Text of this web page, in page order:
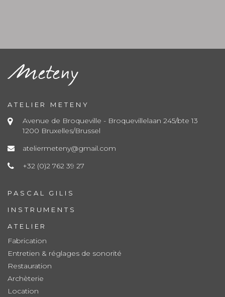
ATELIER METENY
Avenue de Broqueville - Broquevillelaan 245/bte 13
1200 Bruxelles/Brussel
ateliermeteny@gmail.com
+32 (0)2 762 39 27
PASCAL GILIS
INSTRUMENTS
ATELIER
Fabrication
Entretien & réglages de sonorité
Restauration
Archèterie
Location